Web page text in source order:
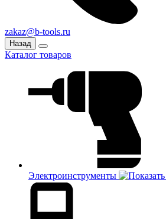
zakaz@b-tools.ru
Назад
Каталог товаров
Электроинструменты